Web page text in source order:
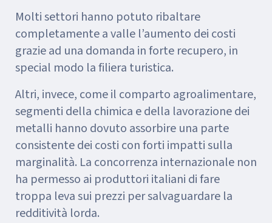
Molti settori hanno potuto ribaltare
completamente a valle l’aumento dei costi
grazie ad una domanda in forte recupero, in
special modo la filiera turistica.
Altri, invece, come il comparto agroalimentare,
segmenti della chimica e della lavorazione dei
metalli hanno dovuto assorbire una parte
consistente dei costi con forti impatti sulla
marginalità. La concorrenza internazionale non
ha permesso ai produttori italiani di fare
troppa leva sui prezzi per salvaguardare la
redditività lorda.